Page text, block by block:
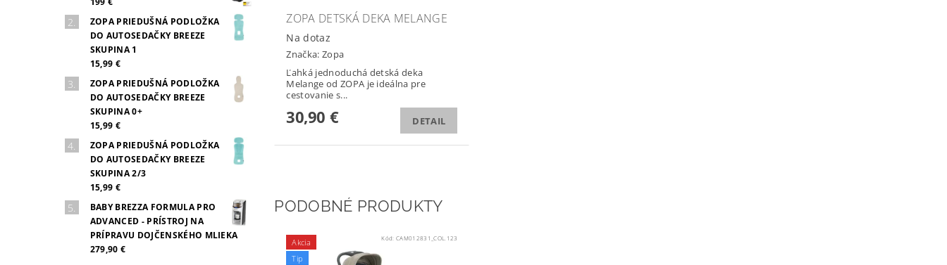
ZOPA PRIEDUŠNÁ PODLOŽKA
DO AUTOSEDAČKY BREEZE
SKUPINA 1
15,99 €
ZOPA PRIEDUŠNÁ PODLOŽKA
DO AUTOSEDAČKY BREEZE
SKUPINA 0+
15,99 €
ZOPA PRIEDUŠNÁ PODLOŽKA
DO AUTOSEDAČKY BREEZE
SKUPINA 2/3
15,99 €
BABY BREZZA FORMULA PRO
ADVANCED - PRÍSTROJ NA
PRÍPRAVU DOJČENSKÉHO MLIEKA
279,90 €
ZOPA DETSKÁ DEKA MELANGE
Na dotaz
Značka: Zopa
Ľahká jednoduchá detská deka
Melange od ZOPA je ideálna pre
cestovanie s...
30,90 € DETAIL
PODOBNÉ PRODUKTY
Akcia
Tip
Kód:CAM012831_COL.123